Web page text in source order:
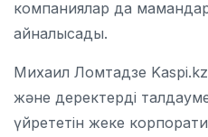
компаниялар да
айналысады.
Михаил Ломтадзе
және деректерді
үйрететін жеке